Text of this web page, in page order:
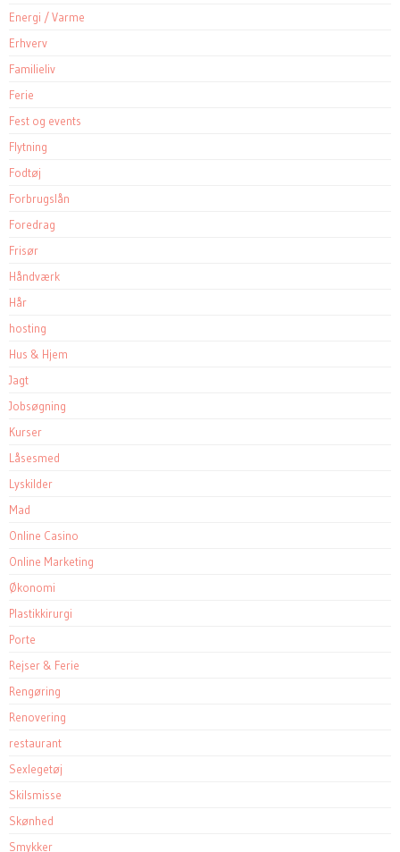
Energi / Varme
Erhverv
Familieliv
Ferie
Fest og events
Flytning
Fodtøj
Forbrugslån
Foredrag
Frisør
Håndværk
Hår
hosting
Hus & Hjem
Jagt
Jobsøgning
Kurser
Låsesmed
Lyskilder
Mad
Online Casino
Online Marketing
Økonomi
Plastikkirurgi
Porte
Rejser & Ferie
Rengøring
Renovering
restaurant
Sexlegetøj
Skilsmisse
Skønhed
Smykker